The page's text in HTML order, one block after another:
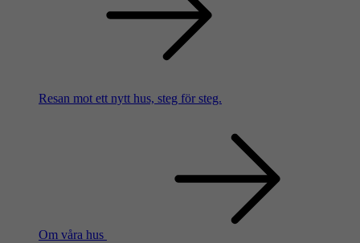
Resan mot ett nytt hus, steg för steg.
Om våra hus